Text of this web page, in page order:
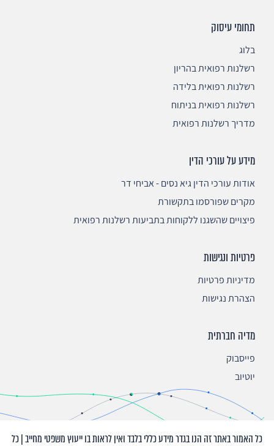
תחומי עיסוק
בלוג
רשלנות רפואית בהריון
רשלנות רפואית בלידה
רשלנות רפואית בניתוח
מדריך רשלנות רפואית
מידע על עורכי הדין
אודות עורכי הדין גיא נסים - אביחי דר
מקרים שפורסמו בתקשורת
פיצויים שהשגנו ללקוחות בתביעות רשלנות רפואית
פרטיות ונגישות
מדיניות פרטיות
הצהרת נגישות
מדיה חברתית
פייסבוק
יוטיוב
כל האמור באתר זה הנו בגדר מידע כללי בלבד ואין לראות בו ייעוץ משפטי מחייב | כל